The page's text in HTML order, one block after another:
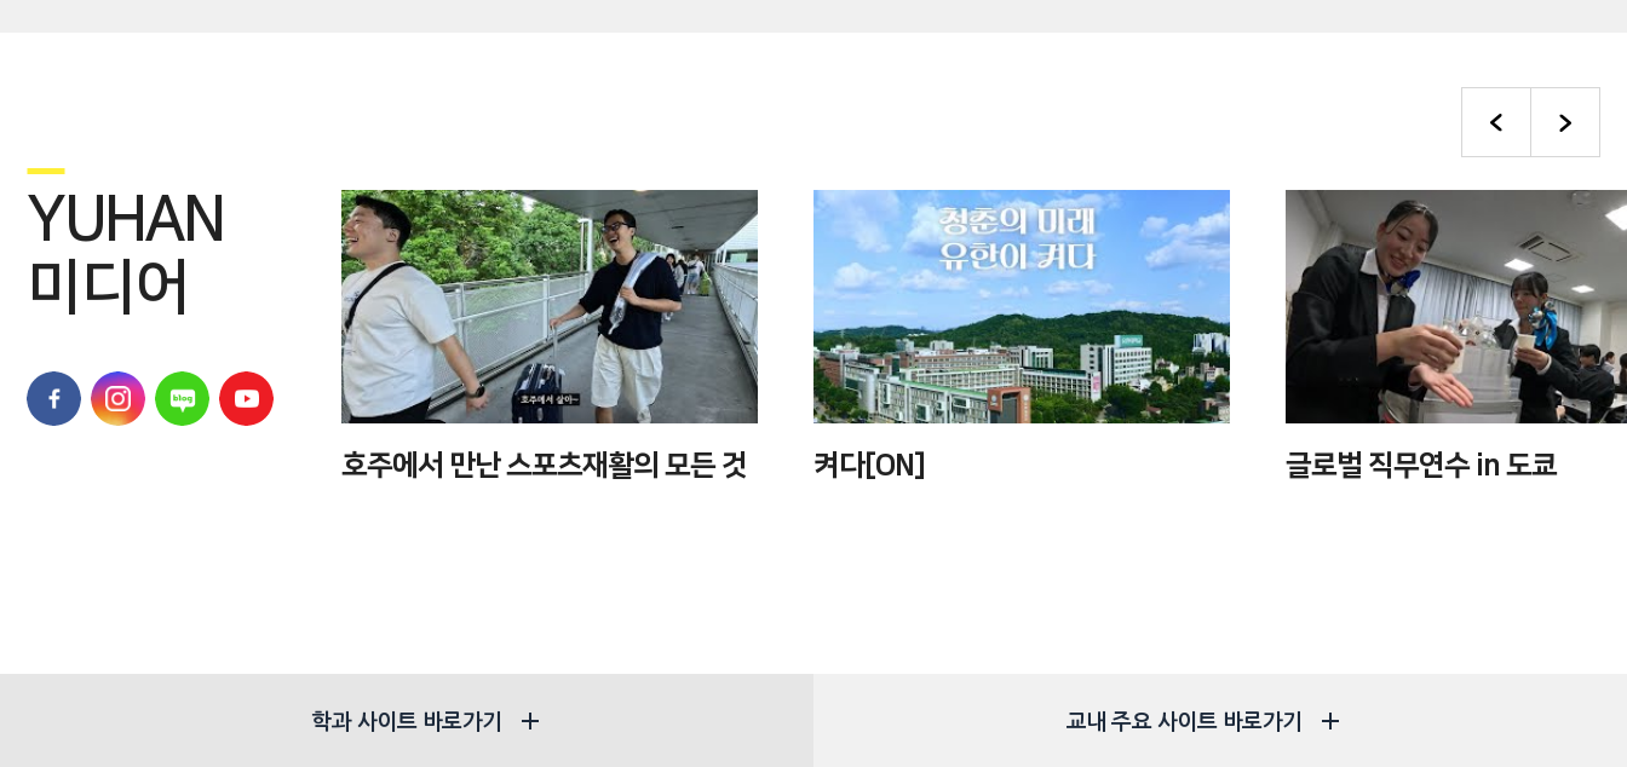
YUHAN
미디어
호주에서 만난 스포츠재활의 모든 것 켜다[ON] 글로벌 직무연수 in 도쿄
학과 사이트 바로가기 교내 주요 사이트 바로가기